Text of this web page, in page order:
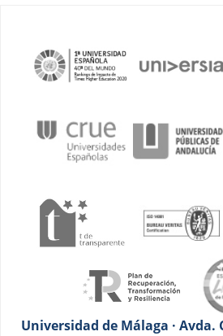
Universidad de Málaga · Avda.